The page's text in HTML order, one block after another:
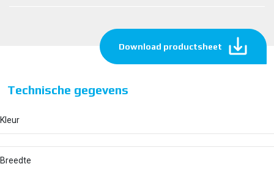
Download productsheet
Technische gegevens
Kleur
Breedte